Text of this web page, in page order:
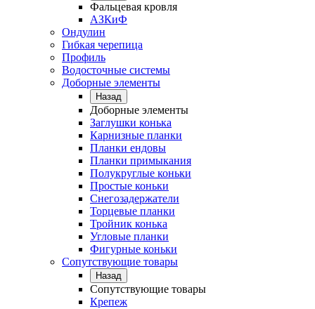
Фальцевая кровля
АЗКиФ
Ондулин
Гибкая черепица
Профиль
Водосточные системы
Доборные элементы
Назад
Доборные элементы
Заглушки конька
Карнизные планки
Планки ендовы
Планки примыкания
Полукруглые коньки
Простые коньки
Снегозадержатели
Торцевые планки
Тройник конька
Угловые планки
Фигурные коньки
Сопутствующие товары
Назад
Сопутствующие товары
Крепеж